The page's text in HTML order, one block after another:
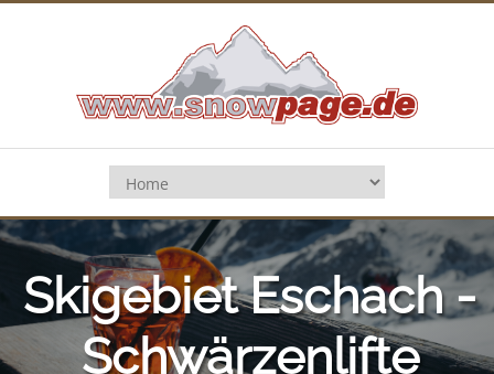
Skigebiet Eschach -
Schwärzenlifte